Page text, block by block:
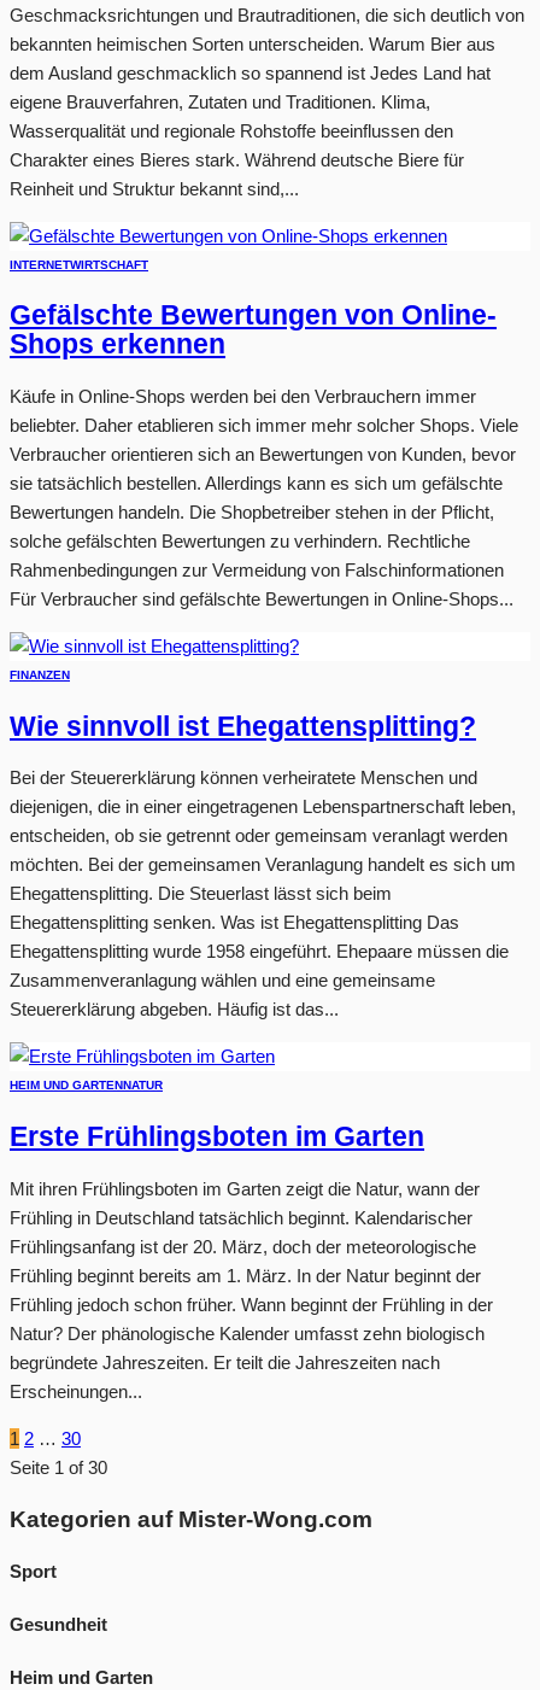
Geschmacksrichtungen und Brautraditionen, die sich deutlich von
bekannten heimischen Sorten unterscheiden. Warum Bier aus
dem Ausland geschmacklich so spannend ist Jedes Land hat
eigene Brauverfahren, Zutaten und Traditionen. Klima,
Wasserqualität und regionale Rohstoffe beeinflussen den
Charakter eines Bieres stark. Während deutsche Biere für
Reinheit und Struktur bekannt sind,...
INTERNETWIRTSCHAFT
Gefälschte Bewertungen von Online-
Shops erkennen
Käufe in Online-Shops werden bei den Verbrauchern immer
beliebter. Daher etablieren sich immer mehr solcher Shops. Viele
Verbraucher orientieren sich an Bewertungen von Kunden, bevor
sie tatsächlich bestellen. Allerdings kann es sich um gefälschte
Bewertungen handeln. Die Shopbetreiber stehen in der Pflicht,
solche gefälschten Bewertungen zu verhindern. Rechtliche
Rahmenbedingungen zur Vermeidung von Falschinformationen
Für Verbraucher sind gefälschte Bewertungen in Online-Shops...
FINANZEN
Wie sinnvoll ist Ehegattensplitting?
Bei der Steuererklärung können verheiratete Menschen und
diejenigen, die in einer eingetragenen Lebenspartnerschaft leben,
entscheiden, ob sie getrennt oder gemeinsam veranlagt werden
möchten. Bei der gemeinsamen Veranlagung handelt es sich um
Ehegattensplitting. Die Steuerlast lässt sich beim
Ehegattensplitting senken. Was ist Ehegattensplitting Das
Ehegattensplitting wurde 1958 eingeführt. Ehepaare müssen die
Zusammenveranlagung wählen und eine gemeinsame
Steuererklärung abgeben. Häufig ist das...
HEIM UND GARTEN NATUR
Erste Frühlingsboten im Garten
Mit ihren Frühlingsboten im Garten zeigt die Natur, wann der
Frühling in Deutschland tatsächlich beginnt. Kalendarischer
Frühlingsanfang ist der 20. März, doch der meteorologische
Frühling beginnt bereits am 1. März. In der Natur beginnt der
Frühling jedoch schon früher. Wann beginnt der Frühling in der
Natur? Der phänologische Kalender umfasst zehn biologisch
begründete Jahreszeiten. Er teilt die Jahreszeiten nach
Erscheinungen...
1 2 … 30
Seite 1 of 30
Kategorien auf Mister-Wong.com
Sport
Gesundheit
Heim und Garten